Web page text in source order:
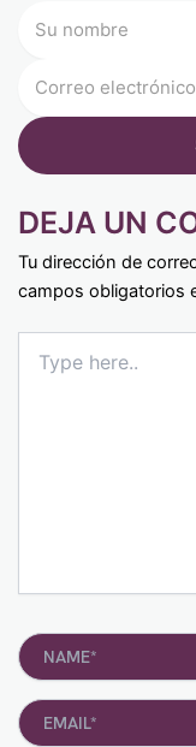
DEJA UN
Tu dirección de
campos obligatorios
here..
Name*
Email*